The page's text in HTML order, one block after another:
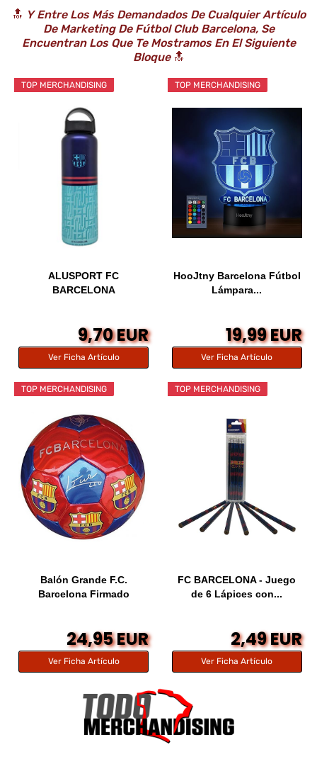
🔝 Y Entre Los Más Demandados De Cualquier Artículo
De Marketing De Fútbol Club Barcelona, Se
Encuentran Los Que Te Mostramos En El Siguiente
Bloque🔝
TOP MERCHANDISING
ALUSPORT FC
BARCELONA
9,70 EUR
Ver Ficha Artículo
TOP MERCHANDISING
HooJtny Barcelona Fútbol
Lámpara...
19,99 EUR
Ver Ficha Artículo
TOP MERCHANDISING
Balón Grande F.C.
Barcelona Firmado
24,95 EUR
Ver Ficha Artículo
TOP MERCHANDISING
FC BARCELONA - Juego
de 6 Lápices con...
2,49 EUR
Ver Ficha Artículo